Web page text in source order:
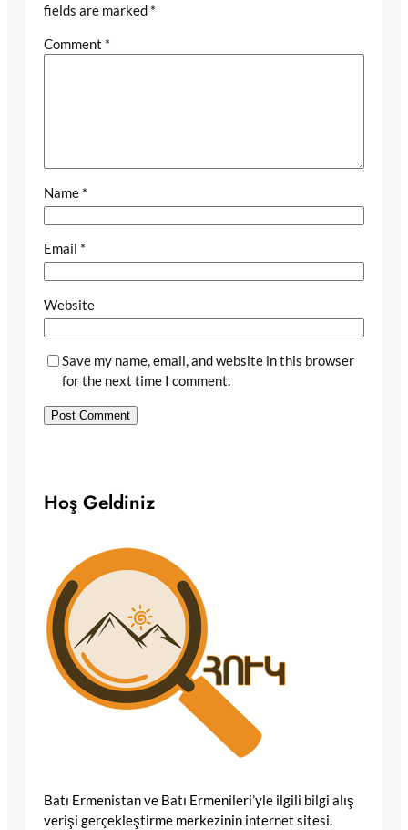
fields are marked *
Comment *
Name *
Email *
Website
Save my name, email, and website in this browser
for the next time I comment.
Hoş Geldiniz
Batı Ermenistan ve Batı Ermenileri’yle ilgili bilgi alış
verişi gerçekleştirme merkezinin internet sitesi.